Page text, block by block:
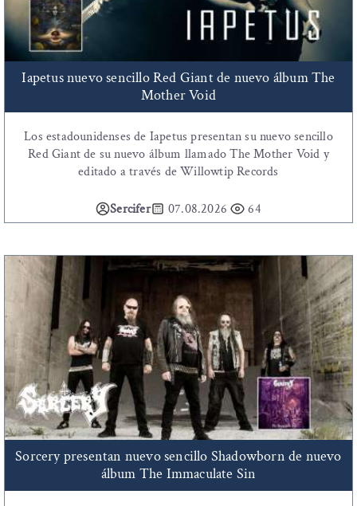
Iapetus nuevo sencillo Red Giant de nuevo álbum The
Mother Void
Los estadounidenses de Iapetus presentan su nuevo sencillo
Red Giant de su nuevo álbum llamado The Mother Void y
editado a través de Willowtip Records
Sercifer 07.08.2026 64
Sorcery presentan nuevo sencillo Shadowborn de nuevo
álbum The Immaculate Sin